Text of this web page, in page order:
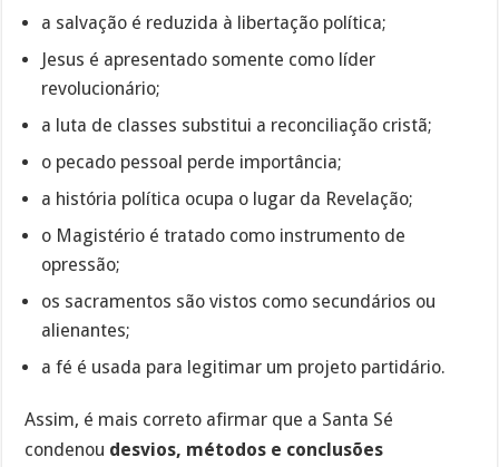
a salvação é reduzida à libertação política;
Jesus é apresentado somente como líder
revolucionário;
a luta de classes substitui a reconciliação cristã;
o pecado pessoal perde importância;
a história política ocupa o lugar da Revelação;
o Magistério é tratado como instrumento de
opressão;
os sacramentos são vistos como secundários ou
alienantes;
a fé é usada para legitimar um projeto partidário.
Assim, é mais correto afirmar que a Santa Sé
condenou desvios, métodos e conclusões